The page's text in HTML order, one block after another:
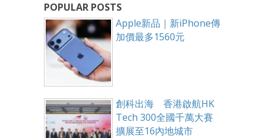
POPULAR POSTS
Apple新品｜新iPhone傳
加價最多1560元
創科出海 香港啟航HK
Tech 300全國千萬大賽
擴展至16內地城市